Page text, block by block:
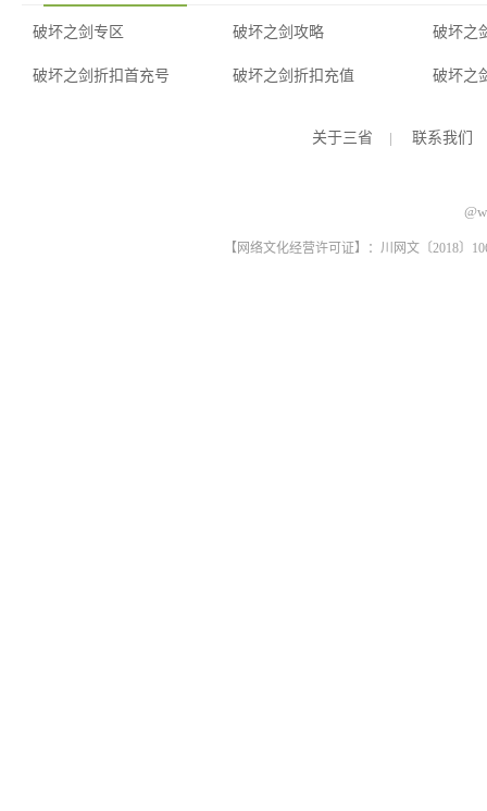
破坏之剑专区 破坏之剑攻略 破坏之
破坏之剑折扣首充号 破坏之剑折扣充值 破坏之
关于三省 | 联系我们
【网络文化经营许可证】：川网文〔2018